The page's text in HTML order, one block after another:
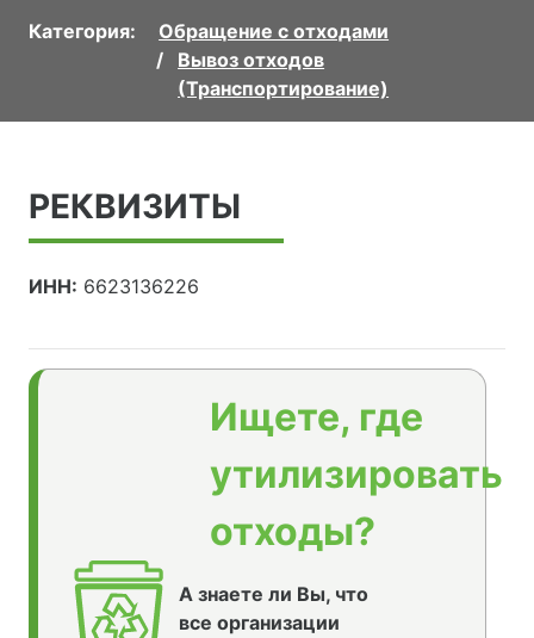
Категория:
Обращение с отходами
Вывоз отходов
(Транспортирование)
РЕКВИЗИТЫ
ИНН: 6623136226
Ищете, где
утилизировать
отходы?
А знаете ли Вы, что
все организации